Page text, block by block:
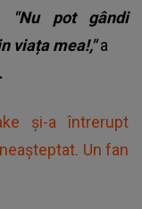
"Nu pot gândi
viața mea!,"a
.
și-a întrerupt
Un fan